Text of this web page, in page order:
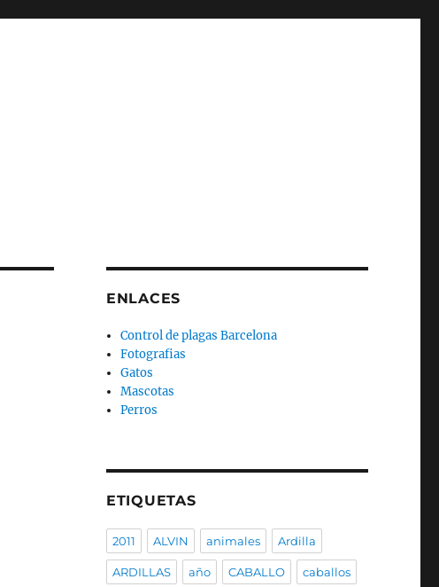
ENLACES
Control de plagas Barcelona
Fotografias
Gatos
Mascotas
Perros
ETIQUETAS
2011 ALVIN animales Ardilla
ARDILLAS año CABALLO caballos